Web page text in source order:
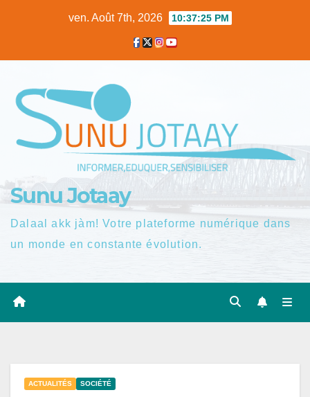
ven. Août 7th, 2026 10:37:25 PM
Sunu Jotaay
Dalaal akk jàm! Votre plateforme numérique dans
un monde en constante évolution.
ACTUALITÉS SOCIÉTÉ